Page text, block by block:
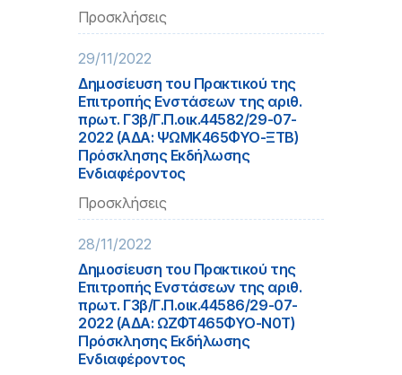
Προσκλήσεις
29/11/2022
Δημοσίευση του Πρακτικού της
Επιτροπής Ενστάσεων της αριθ.
πρωτ. Γ3β/Γ.Π.οικ.44582/29-07-
2022 (ΑΔΑ: ΨΩΜΚ465ΦΥΟ-ΞΤΒ)
Πρόσκλησης Εκδήλωσης
Ενδιαφέροντος
Προσκλήσεις
28/11/2022
Δημοσίευση του Πρακτικού της
Επιτροπής Ενστάσεων της αριθ.
πρωτ. Γ3β/Γ.Π.οικ.44586/29-07-
2022 (ΑΔΑ: ΩΖΦΤ465ΦΥΟ-Ν0Τ)
Πρόσκλησης Εκδήλωσης
Ενδιαφέροντος